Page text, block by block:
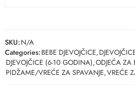
SKU:N/A
Categories:BEBE DJEVOJČICE,
DJEVOJČICE (6-10 GODINA),ODJEĆA ZA
PIDŽAME/VREĆE ZA SPAVANJE,VREĆE